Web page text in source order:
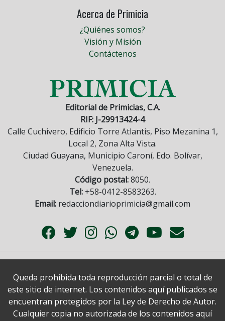
Acerca de Primicia
¿Quiénes somos?
Visión y Misión
Contáctenos
Editorial de Primicias, C.A.
RIF: J-29913424-4
Calle Cuchivero, Edificio Torre Atlantis, Piso Mezanina 1,
Local 2, Zona Alta Vista.
Ciudad Guayana, Municipio Caroní, Edo. Bolívar,
Venezuela.
Código postal:8050.
Tel:+58-0412-8583263.
Email: redacciondiarioprimicia@gmail.com
Queda prohibida toda reproducción parcial o total de
este sitio de internet. Los contenidos aquí publicados se
encuentran protegidos por la Ley de Derecho de Autor.
Cualquier copia no autorizada de los contenidos aquí